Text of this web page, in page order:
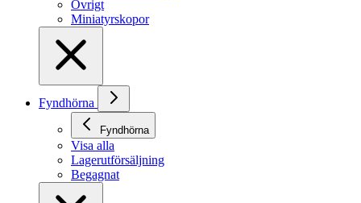
Övrigt
Miniatyrskopor
Fyndhörna
Fyndhörna
Visa alla
Lagerutförsäljning
Begagnat